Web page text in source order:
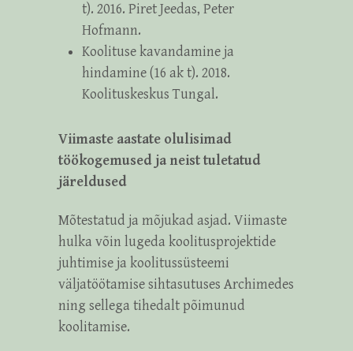
t). 2016. Piret Jeedas, Peter
Hofmann.
Koolituse kavandamine ja
hindamine (16 ak t). 2018.
Koolituskeskus Tungal.
Viimaste aastate olulisimad
töökogemused ja neist tuletatud
järeldused
Mõtestatud ja mõjukad asjad. Viimaste
hulka võin lugeda koolitusprojektide
juhtimise ja koolitussüsteemi
väljatöötamise sihtasutuses Archimedes
ning sellega tihedalt põimunud
koolitamise.